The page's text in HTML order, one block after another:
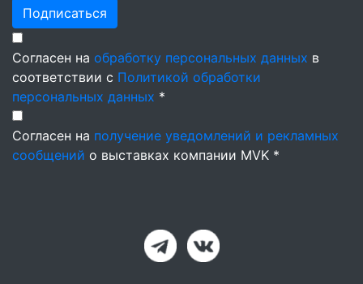
Подписаться
Согласен на обработку персональных данных в
соответствии с Политикой обработки
персональных данных *
Согласен на получение уведомлений и рекламных
сообщений о выставках компании MVK *